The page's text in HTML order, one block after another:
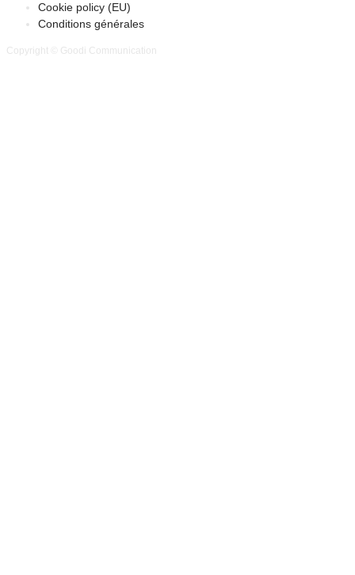
Cookie policy (EU)
Conditions générales
Copyright © Goodi Communication